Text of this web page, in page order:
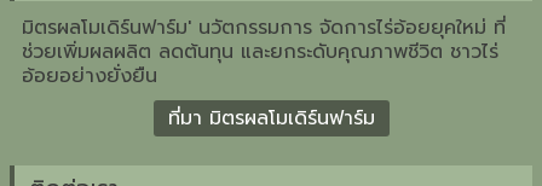
มิตรผลโมเดิร์นฟาร์ม' นวัตกรรมการ จัดการไร่อ้อยยุคใหม่ ที่
ช่วยเพิ่มผลผลิต ลดต้นทุน และยกระดับคุณภาพชีวิต ชาวไร่
อ้อยอย่างยั่งยืน
ที่มา มิตรผลโมเดิร์นฟาร์ม